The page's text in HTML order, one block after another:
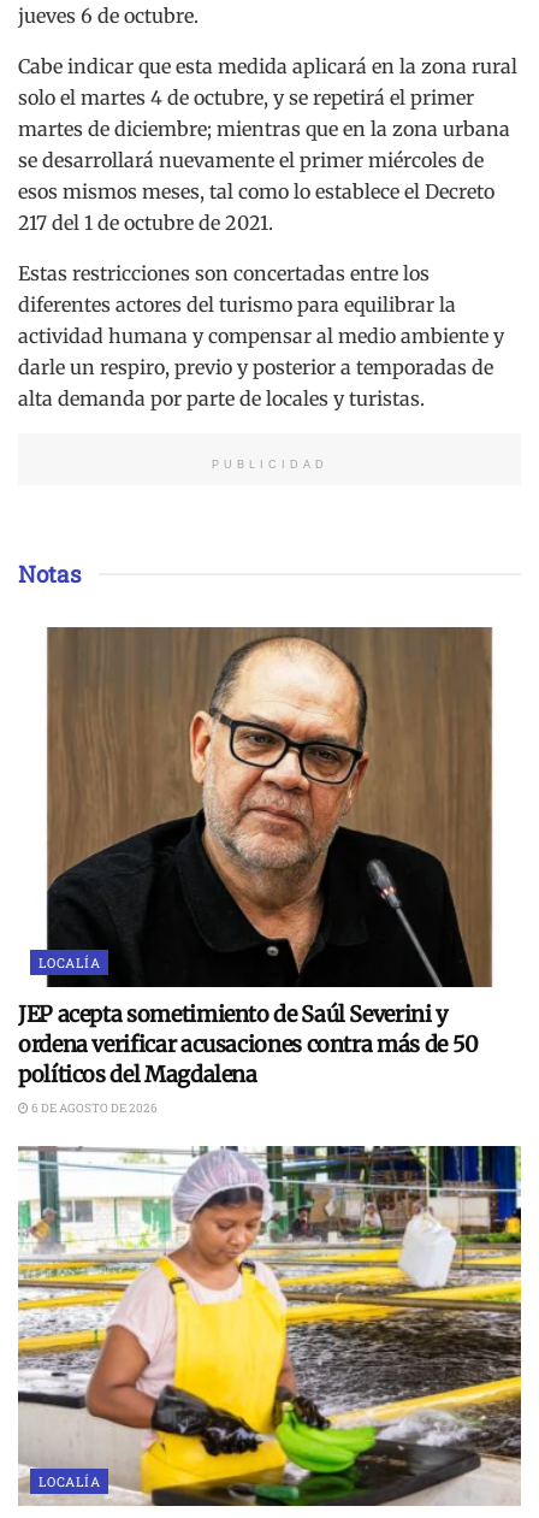
jueves 6 de octubre.
Cabe indicar que esta medida aplicará en la zona rural
solo el martes 4 de octubre, y se repetirá el primer
martes de diciembre; mientras que en la zona urbana
se desarrollará nuevamente el primer miércoles de
esos mismos meses, tal como lo establece el Decreto
217 del 1 de octubre de 2021.
Estas restricciones son concertadas entre los
diferentes actores del turismo para equilibrar la
actividad humana y compensar al medio ambiente y
darle un respiro, previo y posterior a temporadas de
alta demanda por parte de locales y turistas.
PUBLICIDAD
Notas
LOCALÍA
JEP acepta sometimiento de Saúl Severini y
ordena verificar acusaciones contra más de 50
políticos del Magdalena
6 DE AGOSTO DE 2026
LOCALÍA